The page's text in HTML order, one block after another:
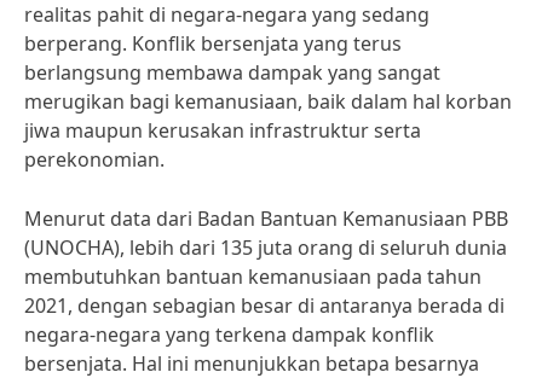
realitas pahit di negara-negara yang sedang
berperang. Konflik bersenjata yang terus
berlangsung membawa dampak yang sangat
merugikan bagi kemanusiaan, baik dalam hal korban
jiwa maupun kerusakan infrastruktur serta
perekonomian.
Menurut data dari Badan Bantuan Kemanusiaan PBB
(UNOCHA), lebih dari 135 juta orang di seluruh dunia
membutuhkan bantuan kemanusiaan pada tahun
2021, dengan sebagian besar di antaranya berada di
negara-negara yang terkena dampak konflik
bersenjata. Hal ini menunjukkan betapa besarnya